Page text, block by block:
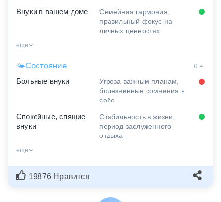
Внуки в вашем доме
Семейная гармония,
правильный фокус на
личных ценностях
еще
🌤Состояние
6
Больные внуки
Угроза важным планам,
болезненные сомнения в
себе
Спокойные, спящие
внуки
Стабильность в жизни,
период заслуженного
отдыха
еще
19876 Нравится